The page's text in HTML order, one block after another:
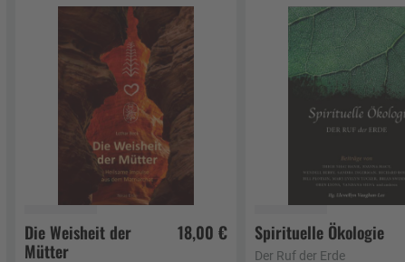
Die Weisheit der
Mütter
18,00 €
In den Warenkorb
Spirituelle Ökologie
Der Ruf der Erde